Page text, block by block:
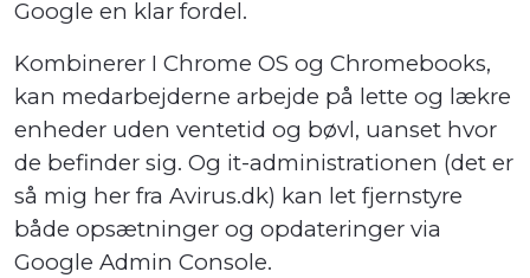
Google en klar fordel.
Kombinerer I Chrome OS og Chromebooks,
kan medarbejderne arbejde på lette og lækre
enheder uden ventetid og bøvl, uanset hvor
de befinder sig. Og it-administrationen (det er
så mig her fra Avirus.dk) kan let fjernstyre
både opsætninger og opdateringer via
Google Admin Console.